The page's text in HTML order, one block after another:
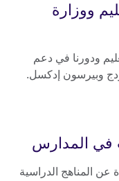
ووزارة
ودورنا في دعم
وبيرسون إدكسل.
في المدارس
عن المناهج الدراسية